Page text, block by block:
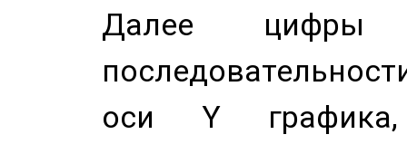
Далее цифры
оси Y